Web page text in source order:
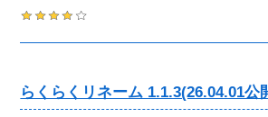
らくらくリネーム 1.1.3(26.04.01公